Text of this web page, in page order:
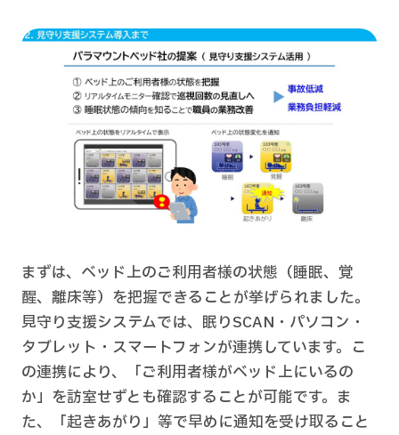
まずは、ベッド上のご利用者様の状態（睡眠、覚
醒、離床等）を把握できることが挙げられました。
見守り支援システムでは、眠りSCAN・パソコン・
タブレット・スマートフォンが連携しています。こ
の連携により、「ご利用者様がベッド上にいるの
か」を訪室せずとも確認することが可能です。ま
た、「起きあがり」等で早めに通知を受け取ること